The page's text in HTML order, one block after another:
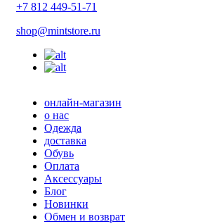
+7 812 449-51-71
shop@mintstore.ru
онлайн-магазин
о нас
Одежда
доставка
Обувь
Оплата
Аксессуары
Блог
Новинки
Обмен и возврат